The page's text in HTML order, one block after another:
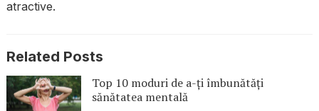
atractive.
Related Posts
Top 10 moduri de a-ți îmbunătăți
sănătatea mentală